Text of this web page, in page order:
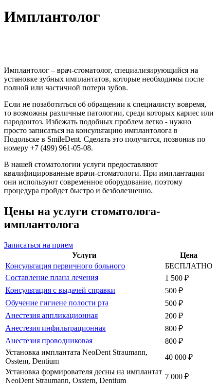
Имплантолог
Имплантолог – врач-стоматолог, специализирующийся на
установке зубных имплантатов, которые необходимы после
полной или частичной потери зубов.
Если не позаботиться об обращении к специалисту вовремя,
то возможны различные патологии, среди которых кариес или
пародонтоз. Избежать подобных проблем легко - нужно
просто записаться на консультацию имплантолога в
Подольске в SmileDent. Сделать это получится, позвонив по
номеру +7 (499) 961-05-08.
В нашей стоматологии услуги предоставляют
квалифицированные врачи-стоматологи. При имплантации
они используют современное оборудование, поэтому
процедура пройдет быстро и безболезненно.
Цены на услуги стоматолога-
имплантолога
Записаться на прием
Услуги
Цена
Консультация первичного больного
БЕСПЛАТНО
Составление плана лечения
1 500 ₽
Консультация с выдачей справки
500 ₽
Обучение гигиене полости рта
500 ₽
Анестезия аппликационная
200 ₽
Анестезия инфильтрационная
800 ₽
Анестезия проводниковая
800 ₽
Установка имплантата NeoDent Straumann,
Osstem, Dentium
40 000 ₽
Установка формирователя десны на имплантат
NeoDent Straumann, Osstem, Dentium
7 000 ₽